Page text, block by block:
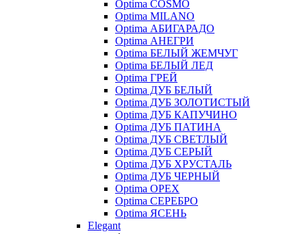
Optima COSMO
Optima MILANO
Optima АБИГАРАДО
Optima АНЕГРИ
Optima БЕЛЫЙ ЖЕМЧУГ
Optima БЕЛЫЙ ЛЕД
Optima ГРЕЙ
Optima ДУБ БЕЛЫЙ
Optima ДУБ ЗОЛОТИСТЫЙ
Optima ДУБ КАПУЧИНО
Optima ДУБ ПАТИНА
Optima ДУБ СВЕТЛЫЙ
Optima ДУБ СЕРЫЙ
Optima ДУБ ХРУСТАЛЬ
Optima ДУБ ЧЕРНЫЙ
Optima ОРЕХ
Optima СЕРЕБРО
Optima ЯСЕНЬ
Elegant